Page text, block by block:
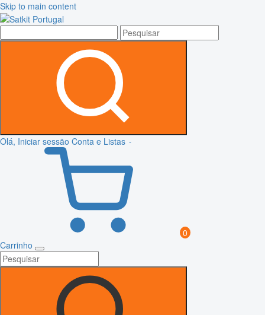
Skip to main content
Olá, Iniciar sessão Conta e Listas
0
Carrinho